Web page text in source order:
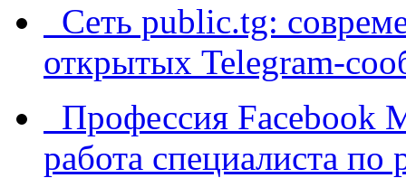
Сеть public.tg:
открытых Telegram-
Профессия Facebook
работа специалиста по